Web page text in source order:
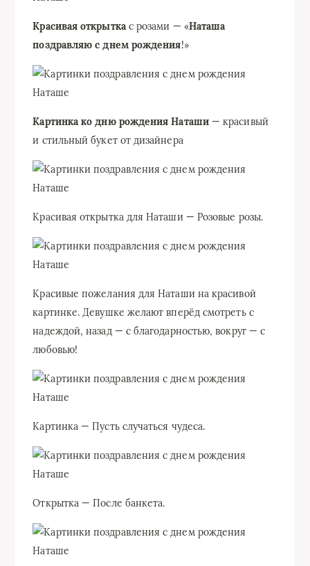
Красивая открыткас розами — «Наташа
поздравляю с днем рождения!»
Картинка ко дню рождения Наташи— красивый
и стильный букет от дизайнера
Красивая открытка для Наташи — Розовые розы.
Красивые пожелания для Наташи на красивой
картинке. Девушке желают вперёд смотреть с
надеждой, назад — с благодарностью, вокруг — с
любовью!
Картинка — Пусть случаться чудеса.
Открытка — После банкета.